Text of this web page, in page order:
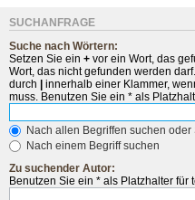
SUCHANFRAGE
Suche nach Wörtern:
Setzen Sie ein + vor ein Wort, das
Wort, das nicht gefunden werden
durch | innerhalb einer Klammer,
muss. Benutzen Sie ein * als
Nach allen Begriffen suchen
Nach einem Begriff suchen
Zu suchender Autor:
Benutzen Sie ein * als Platzhalter